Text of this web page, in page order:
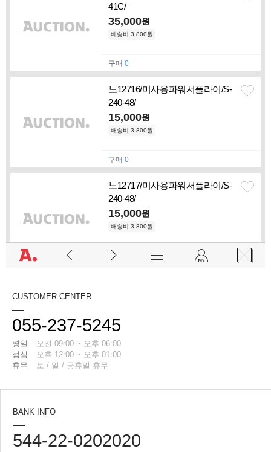
CUSTOMER CENTER
055-237-5245
평일
오전 09:00 ~ 오후 06:00
점심
오후 12:00 ~ 오후 01:00
휴무
토 / 일 / 공휴일 휴무
BANK INFO
544-22-0202020